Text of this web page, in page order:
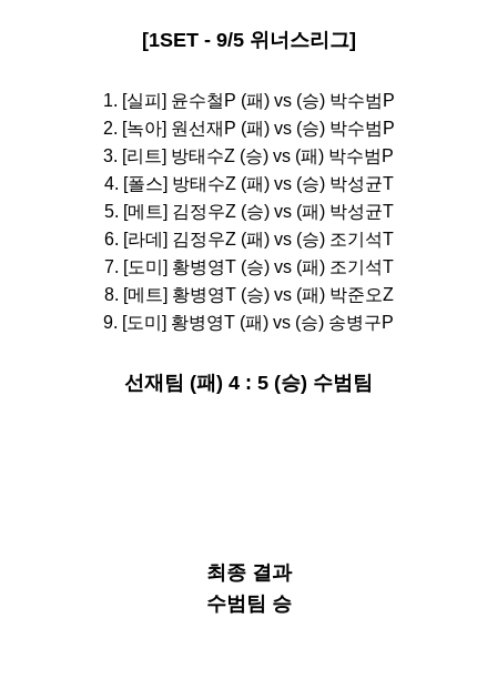
[1SET - 9/5위너스리그]
1. [실피 ] 윤수철 P (패) vs (승) 박수범P
2. [녹아] 원선재P (패) vs (승) 박수범P
3. [리트] 방태수Z (승) vs (패) 박수범P
4. [폴스] 방태수Z (패) vs (승) 박성균T
5. [메트] 김정우Z (승) vs (패) 박성균T
6. [라데] 김정우Z (패) vs (승) 조기석T
7. [도미] 황병영T (승) vs (패) 조기석T
8. [메트] 황병영T (승) vs (패) 박준오Z
9. [도미 ] 황병영T (패) vs (승) 송병구P
선재팀 (패 ) 4 : 5 (승) 수범 팀
최종 결과
수범팀 승